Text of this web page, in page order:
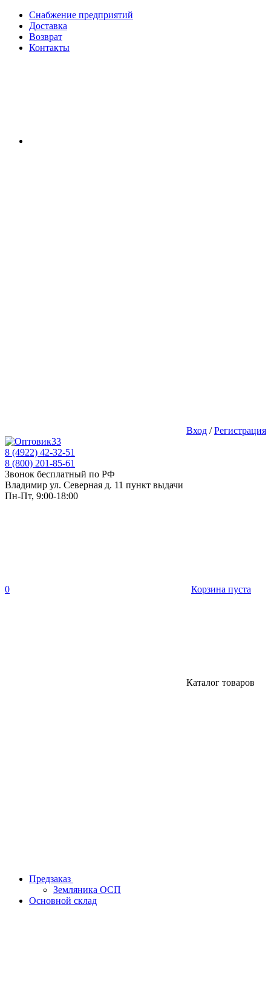
Снабжение предприятий
Доставка
Возврат
Контакты
Вход /Регистрация
8 (4922) 42-32-51
8 (800) 201-85-61
Звонок бесплатный по РФ
Владимир ул. Северная д. 11 пункт выдачи
Пн-Пт, 9:00-18:00
0 Корзина пуста
Каталог товаров
Предзаказ
Земляника ОСП
Основной склад